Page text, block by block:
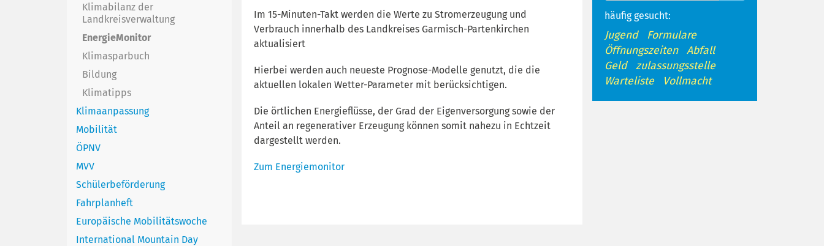
Klimabilanz der
Landkreisverwaltung
EnergieMonitor
Klimasparbuch
Bildung
Klimatipps
Klimaanpassung
Mobilität
ÖPNV
MVV
Schülerbeförderung
Fahrplanheft
Europäische Mobilitätswoche
International Mountain Day
Im 15-Minuten-Takt werden die Werte zu Stromerzeugung und
Verbrauch innerhalb des Landkreises Garmisch-Partenkirchen
aktualisiert
Hierbei werden auch neueste Prognose-Modelle genutzt, die die
aktuellen lokalen Wetter-Parameter mit berücksichtigen.
Die örtlichen Energieflüsse, der Grad der Eigenversorgung sowie der
Anteil an regenerativer Erzeugung können somit nahezu in Echtzeit
dargestellt werden.
Zum Energiemonitor
häufig gesucht:
Jugend
Formulare
Öffnungszeiten
Abfall
Geld
zulassungsstelle
Warteliste
Vollmacht